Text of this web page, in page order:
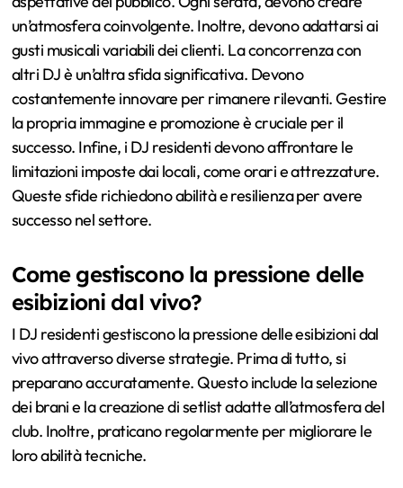
un’atmosfera coinvolgente. Inoltre, devono adattarsi ai
gusti musicali variabili dei clienti. La concorrenza con
altri DJ è un’altra sfida significativa. Devono
costantemente innovare per rimanere rilevanti. Gestire
la propria immagine e promozione è cruciale per il
successo. Infine, i DJ residenti devono affrontare le
limitazioni imposte dai locali, come orari e attrezzature.
Queste sfide richiedono abilità e resilienza per avere
successo nel settore.
Come gestiscono la pressione delle
esibizioni dal vivo?
I DJ residenti gestiscono la pressione delle esibizioni dal
vivo attraverso diverse strategie. Prima di tutto, si
preparano accuratamente. Questo include la selezione
dei brani e la creazione di setlist adatte all’atmosfera del
club. Inoltre, praticano regolarmente per migliorare le
loro abilità tecniche.